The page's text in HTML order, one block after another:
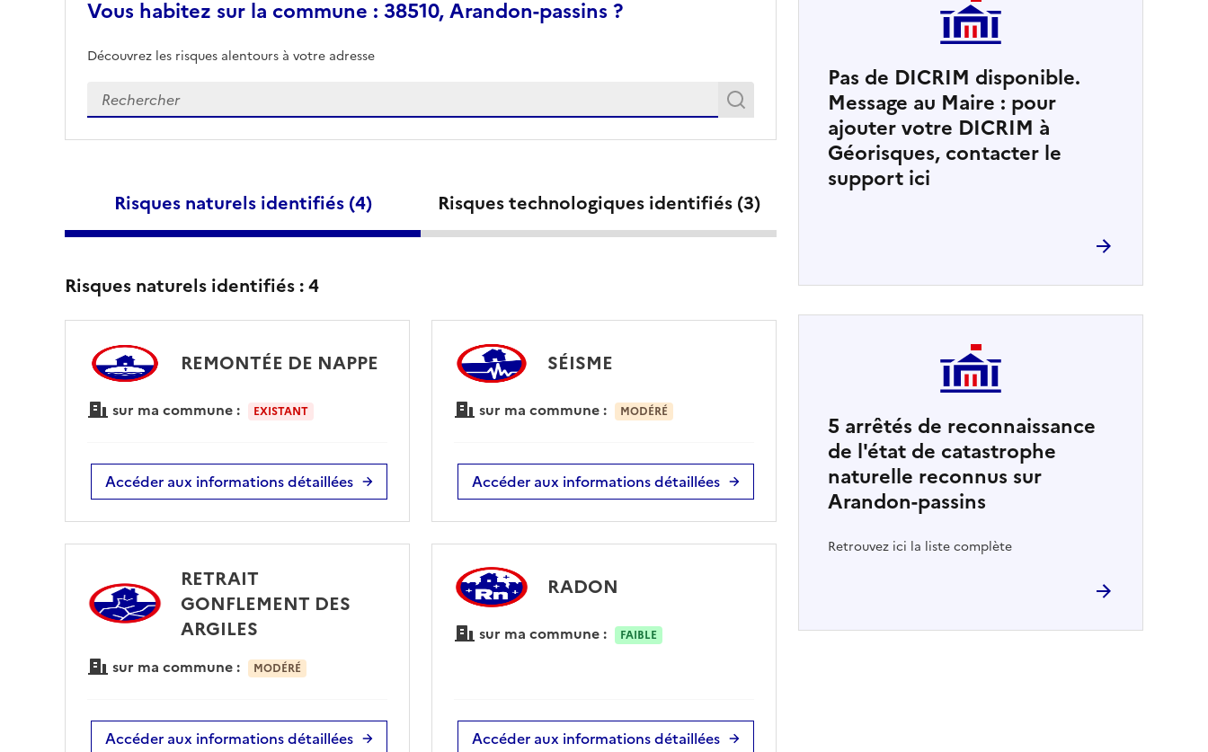
Vous habitez sur la commune : 38510, Arandon-passins ?
Découvrez les risques alentours à votre adresse
Veuillez renseigner votre adresse exacte Rechercher
Recherche
Risques naturels identifiés (4) Risques technologiques identifiés (3)
Risques naturels identifiés :4
REMONTÉE DE NAPPE
sur ma commune : EXISTANT
Accéder aux informations détaillées
SÉISME
sur ma commune : MODÉRÉ
Accéder aux informations détaillées
RETRAIT
GONFLEMENT DES
ARGILES
sur ma commune : MODÉRÉ
Accéder aux informations détaillées
RADON
sur ma commune : FAIBLE
Accéder aux informations détaillées
Pas de DICRIM disponible.
Message au Maire : pour
ajouter votre DICRIM à
Géorisques, contacter le
support ici
5 arrêtés de reconnaissance
de l'état de catastrophe
naturelle reconnus sur
Arandon-passins
Retrouvez ici la liste complète